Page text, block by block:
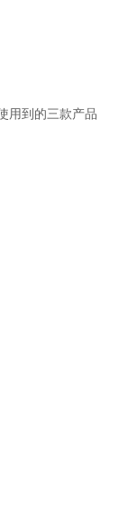
用到的三款产品